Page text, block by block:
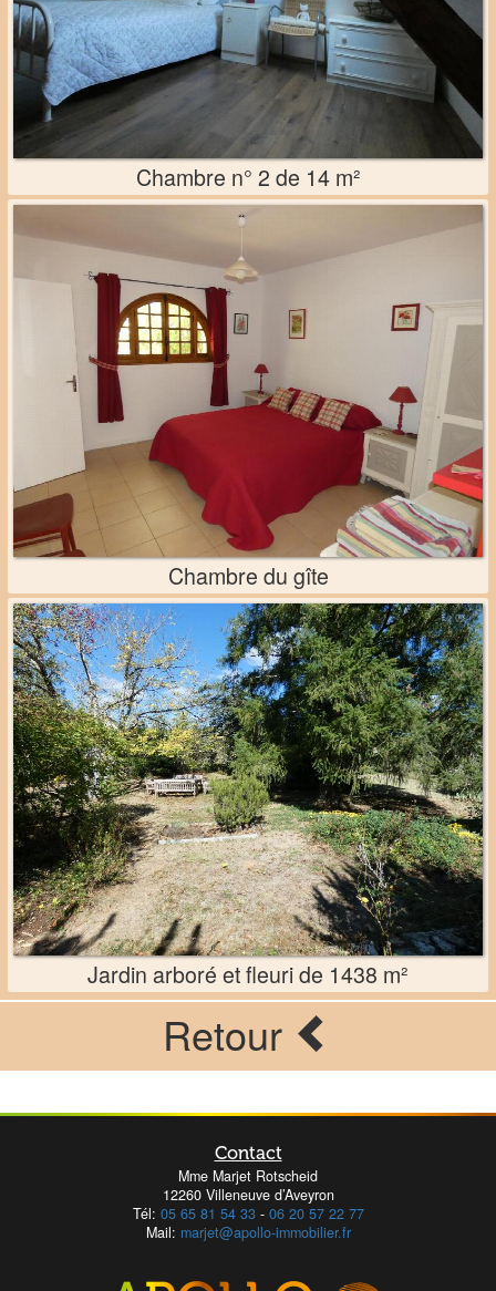
Chambre n° 2 de 14 m²
Chambre du gîte
Jardin arboré et fleuri de 1438 m²
Retour
Contact
Mme Marjet Rotscheid
12260 Villeneuve d’Aveyron
Tél: 05 65 81 54 33- 06 20 57 22 77
Mail: marjet@apollo-immobilier.fr